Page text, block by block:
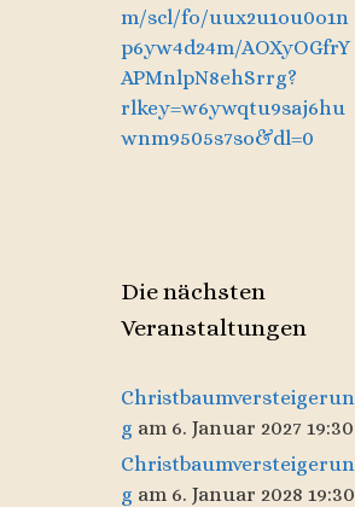
m/scl/fo/uux2u1ou0o1n
p6yw4d24m/AOXyOGfrY
APMnlpN8ehSrrg?
rlkey=w6ywqtu9saj6hu
wnm9505s7so&dl=0
Die nächsten
Veranstaltungen
Christbaumversteigerun
g am 6. Januar 2027 19:30
Christbaumversteigerun
g am 6. Januar 2028 19:30